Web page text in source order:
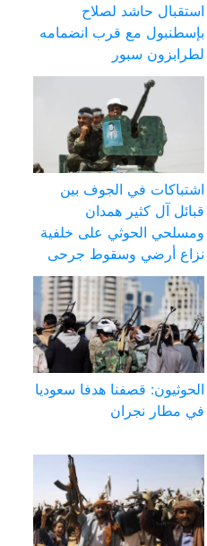
استقبال حاشد لصلاح
بإسطنبول مع قرب انضمامه
لطرابزون سبور
اشتباكات في الجوف بين
قبائل آل كثير همدان
ومسلحي الحوثي على خلفية
نزاع أرضي وسقوط جرحى
الحوثيون: قصفنا هدفا سعوديا
في مطار نجران